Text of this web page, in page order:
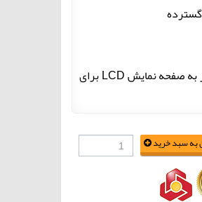
گسترده
ثبت داده‌ها و فراخوانی: شامل یک ثبت‌کننده داده 100 نقطه‌ای با فراخوانی صفحه نمایش کاربرپسند: مجهز به صفحه نمایش LCD برای
به سبد خرید